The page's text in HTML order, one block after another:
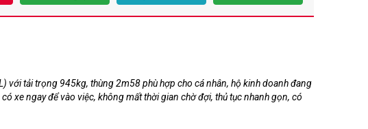
với tải trọng 945kg, thùng 2m58 phù hợp cho cá nhân, hộ kinh doanh đang
xe ngay để vào việc, không mất thời gian chờ đợi, thủ tục nhanh gọn, có